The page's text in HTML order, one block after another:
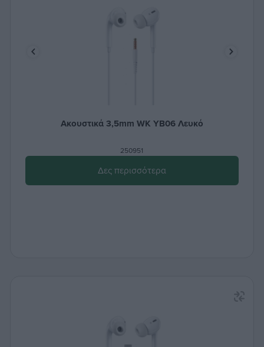
Ακουστικά 3,5mm WK YB06 Λευκό
250951
Δες περισσότερα